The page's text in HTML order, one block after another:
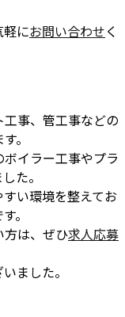
にお問い合わせく
事、管工事などの
。
イラー工事やプラ
た。
い環境を整えてお
。
方は、ぜひ求人応募
ました。